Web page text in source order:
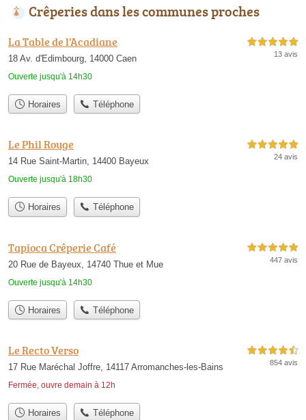
Crêperies dans les communes proches
La Table de l'Acadiane
18 Av. d'Edimbourg, 14000 Caen
Ouverte jusqu'à 14h30
5,0 étoiles sur 5
13 avis
Horaires Téléphone
Le Phil Rouge
14 Rue Saint-Martin, 14400 Bayeux
Ouverte jusqu'à 18h30
5,0 étoiles sur 5
24 avis
Horaires Téléphone
Tapioca Crêperie Café
20 Rue de Bayeux, 14740 Thue et Mue
Ouverte jusqu'à 14h30
5,0 étoiles sur 5
447 avis
Horaires Téléphone
Le Recto Verso
17 Rue Maréchal Joffre, 14117 Arromanches-les-Bains
Fermée, ouvre demain à 12h
4,5 étoiles sur 5
854 avis
Horaires Téléphone